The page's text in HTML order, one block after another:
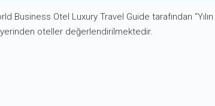
Otel Luxury Travel Guide tarafından “Yılın
oteller değerlendirilmektedir.